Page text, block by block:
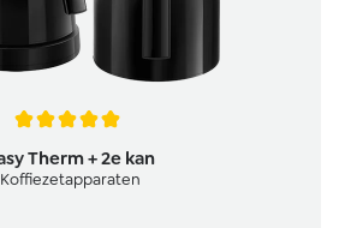
Easy Therm + 2e kan
Koffiezetapparaten